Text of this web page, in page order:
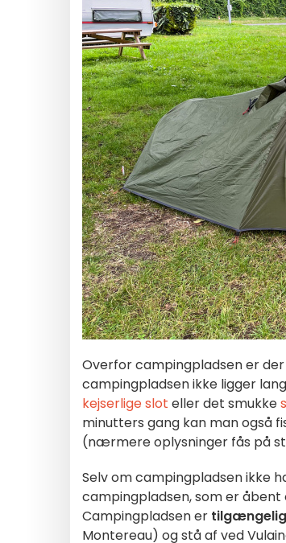
Overfor campingpladsen er der
campingpladsen ikke ligger
kejserlige slot eller det smukke
minutters gang kan man også
(nærmere oplysninger fås på
Selv om campingpladsen ikke
campingpladsen, som er
Campingpladsen er
Montereau) og stå af ved